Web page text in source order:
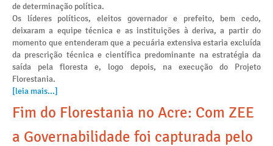
de determinação política.
Os líderes políticos, eleitos governador e prefeito, bem cedo,
deixaram a equipe técnica e as instituições à deriva, a partir do
momento que entenderam que a pecuária extensiva estaria excluída
da prescrição técnica e científica predominante na estratégia da
saída pela floresta e, logo depois, na execução do Projeto
Florestania.
[leia mais...]
Fim do Florestania no Acre: Com ZEE
a Governabilidade foi capturada pelo